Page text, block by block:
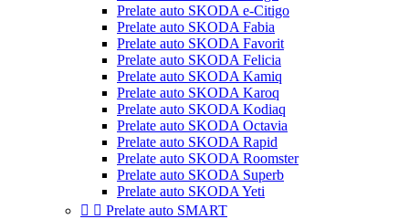
Prelate auto SKODA e-Citigo
Prelate auto SKODA Fabia
Prelate auto SKODA Favorit
Prelate auto SKODA Felicia
Prelate auto SKODA Kamiq
Prelate auto SKODA Karoq
Prelate auto SKODA Kodiaq
Prelate auto SKODA Octavia
Prelate auto SKODA Rapid
Prelate auto SKODA Roomster
Prelate auto SKODA Superb
Prelate auto SKODA Yeti
  Prelate auto SMART